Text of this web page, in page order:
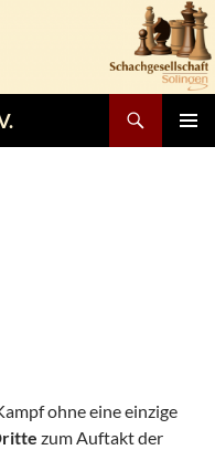
ohne eine einzige
zum Auftakt der